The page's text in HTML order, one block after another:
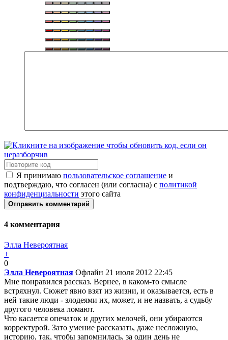
Я принимаю пользовательское соглашение и
подтверждаю, что согласен (или согласна) с политикой
конфиденциальности этого сайта
Отправить комментарий
4 комментария
Элла Невероятная
+
0
Элла Невероятная Офлайн 21 июля 2012 22:45
Мне понравился рассказ. Вернее, в каком-то смысле
встряхнул. Сюжет явно взят из жизни, и оказывается, есть в
ней такие люди - злодеями их, может, и не назвать, а судьбу
другого человека ломают.
Что касается опечаток и других мелочей, они убираются
корректурой. Зато умение рассказать, даже несложную,
историю, так, чтобы запомнилась, за один день не